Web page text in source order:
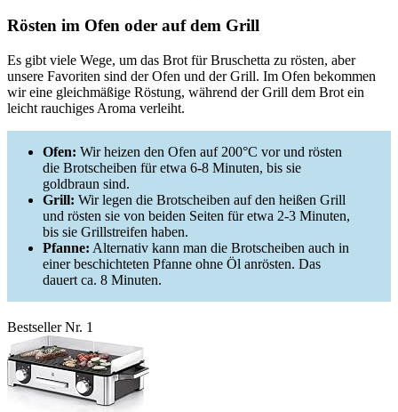
Rösten im Ofen oder auf dem Grill
Es gibt viele Wege, um das Brot für Bruschetta zu rösten, aber
unsere Favoriten sind der Ofen und der Grill. Im Ofen bekommen
wir eine gleichmäßige Röstung, während der Grill dem Brot ein
leicht rauchiges Aroma verleiht.
Ofen: Wir heizen den Ofen auf 200°C vor und rösten
die Brotscheiben für etwa 6-8 Minuten, bis sie
goldbraun sind.
Grill: Wir legen die Brotscheiben auf den heißen Grill
und rösten sie von beiden Seiten für etwa 2-3 Minuten,
bis sie Grillstreifen haben.
Pfanne: Alternativ kann man die Brotscheiben auch in
einer beschichteten Pfanne ohne Öl anrösten. Das
dauert ca. 8 Minuten.
Bestseller Nr. 1